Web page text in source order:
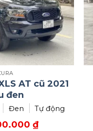
AT cũ 2021
đen
Đen Tự động
₫